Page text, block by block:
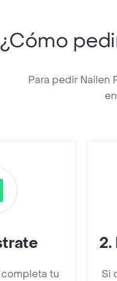
¿Cómo
Para pedir Nailen
tu
2.
Si